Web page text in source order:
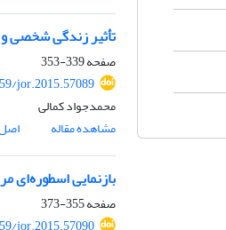
تأثیر زندگی شخصی
صفحه339-353
jor.2015.57089
محمدجواد کمالی
مشاهده مقاله
بازنمایی
صفحه355-373